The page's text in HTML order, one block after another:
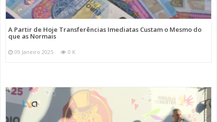
A Partir de Hoje Transferências Imediatas Custam o Mesmo do
que as Normais
09 Janeiro 2025 0 K